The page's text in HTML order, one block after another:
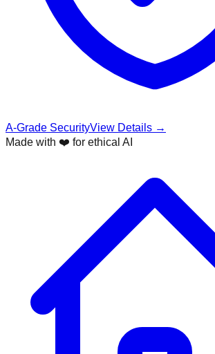
A-Grade SecurityView Details →
Made with ❤️ for ethical AI